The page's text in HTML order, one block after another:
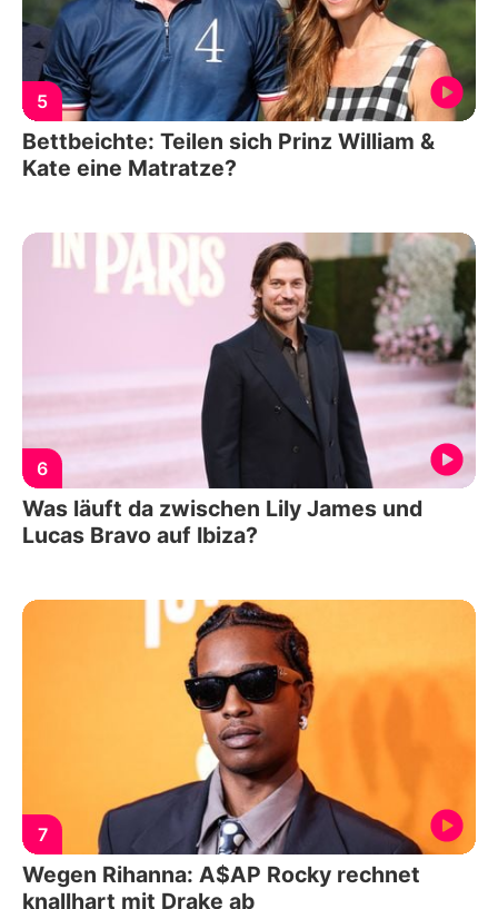
5
Bettbeichte: Teilen sich Prinz William &
Kate eine Matratze?
6
Was läuft da zwischen Lily James und
Lucas Bravo auf Ibiza?
7
Wegen Rihanna: A$AP Rocky rechnet
knallhart mit Drake ab